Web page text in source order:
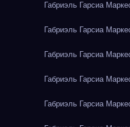
Габриэль Гарсиа
Габриэль Гарсиа
Габриэль Гарсиа
Габриэль Гарсиа
Габриэль Гарсиа